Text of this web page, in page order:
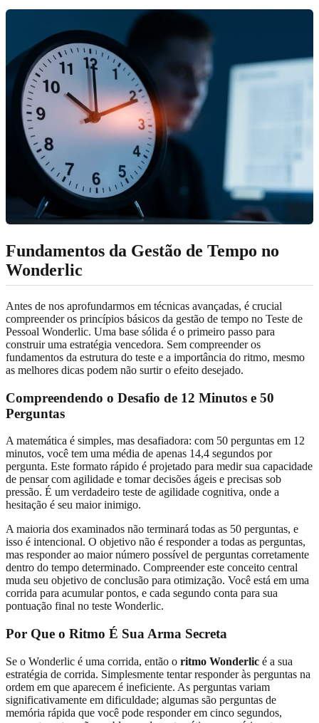
Fundamentos da Gestão de Tempo no
Wonderlic
Antes de nos aprofundarmos em técnicas avançadas, é crucial
compreender os princípios básicos da gestão de tempo no Teste de
Pessoal Wonderlic. Uma base sólida é o primeiro passo para
construir uma estratégia vencedora. Sem compreender os
fundamentos da estrutura do teste e a importância do ritmo, mesmo
as melhores dicas podem não surtir o efeito desejado.
Compreendendo o Desafio de 12 Minutos e 50
Perguntas
A matemática é simples, mas desafiadora: com 50 perguntas em 12
minutos, você tem uma média de apenas 14,4 segundos por
pergunta. Este formato rápido é projetado para medir sua capacidade
de pensar com agilidade e tomar decisões ágeis e precisas sob
pressão. É um verdadeiro teste de agilidade cognitiva, onde a
hesitação é seu maior inimigo.
A maioria dos examinados não terminará todas as 50 perguntas, e
isso é intencional. O objetivo não é responder a todas as perguntas,
mas responder ao maior número possível de perguntas corretamente
dentro do tempo determinado. Compreender este conceito central
muda seu objetivo de conclusão para otimização. Você está em uma
corrida para acumular pontos, e cada segundo conta para sua
pontuação final no teste Wonderlic.
Por Que o Ritmo É Sua Arma Secreta
Se o Wonderlic é uma corrida, então o ritmo Wonderlic é a sua
estratégia de corrida. Simplesmente tentar responder às perguntas na
ordem em que aparecem é ineficiente. As perguntas variam
significativamente em dificuldade; algumas são perguntas de
memória rápida que você pode responder em cinco segundos,